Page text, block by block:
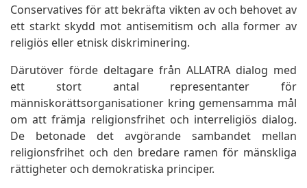
Conservatives för att bekräfta vikten av och behovet av
ett starkt skydd mot antisemitism och alla former av
religiös eller etnisk diskriminering.
Därutöver förde deltagare från ALLATRA dialog med
ett stort antal representanter för
människorättsorganisationer kring gemensamma mål
om att främja religionsfrihet och interreligiös dialog.
De betonade det avgörande sambandet mellan
religionsfrihet och den bredare ramen för mänskliga
rättigheter och demokratiska principer.